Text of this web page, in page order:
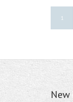
1
New